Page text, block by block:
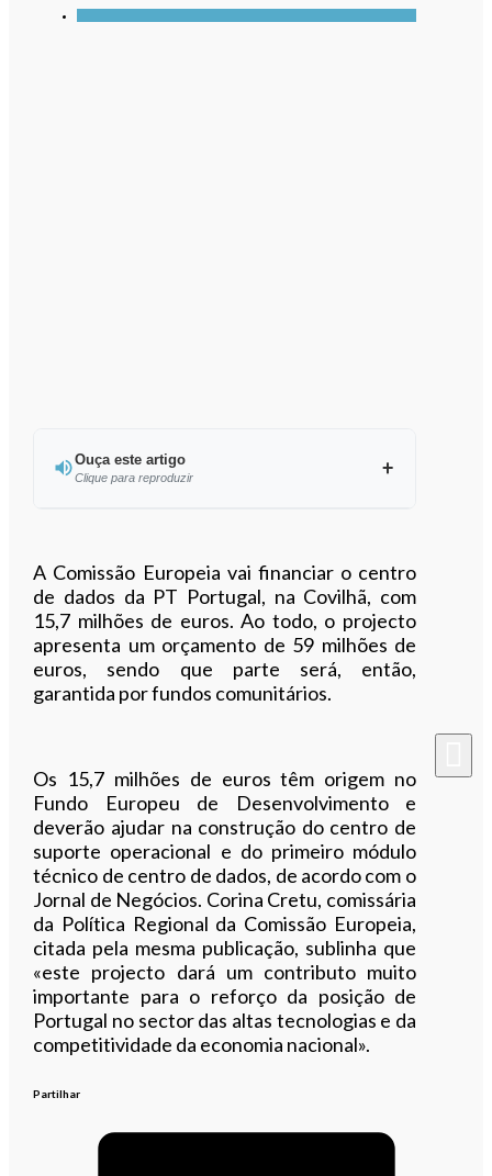
Ouça este artigo
Clique para reproduzir
A Comissão Europeia vai financiar o centro
de dados da PT Portugal, na Covilhã, com
15,7 milhões de euros. Ao todo, o projecto
apresenta um orçamento de 59 milhões de
euros, sendo que parte será, então,
garantida por fundos comunitários.
Os 15,7 milhões de euros têm origem no
Fundo Europeu de Desenvolvimento e
deverão ajudar na construção do centro de
suporte operacional e do primeiro módulo
técnico de centro de dados, de acordo com o
Jornal de Negócios. Corina Cretu, comissária
da Política Regional da Comissão Europeia,
citada pela mesma publicação, sublinha que
«este projecto dará um contributo muito
importante para o reforço da posição de
Portugal no sector das altas tecnologias e da
competitividade da economia nacional».
Partilhar